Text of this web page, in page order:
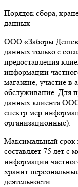
Порядок сбора,
данных
ООО «Заборы
данных только с
предоставления
информации
магазине, участие в
обслуживание. Для
данных клиента
спектр мер
организационные).
Максимальный срок
составляет 75 лет с
информации
хранит
деятельности.